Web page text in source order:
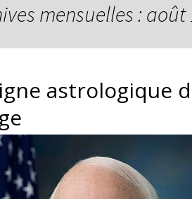
mensuelles : août
astrologique